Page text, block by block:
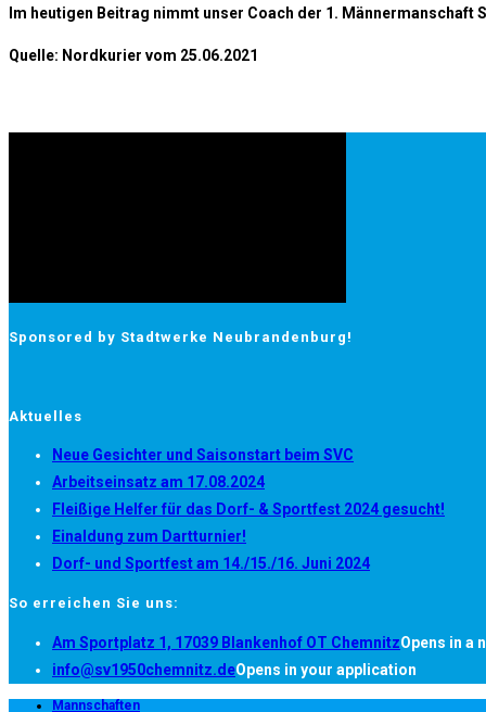
Im heutigen Beitrag nimmt unser Coach der 1. Männermanschaft
Quelle: Nordkurier vom 25.06.2021
Sponsored by Stadtwerke Neubrandenburg!
Aktuelles
Neue Gesichter und Saisonstart beim SVC
Arbeitseinsatz am 17.08.2024
Fleißige Helfer für das Dorf- & Sportfest 2024 gesucht!
Einaldung zum Dartturnier!
Dorf- und Sportfest am 14./15./16. Juni 2024
So erreichen Sie uns:
Am Sportplatz 1, 17039 Blankenhof OT ChemnitzOpens in a
info@sv1950chemnitz.deOpens in your application
Mannschaften